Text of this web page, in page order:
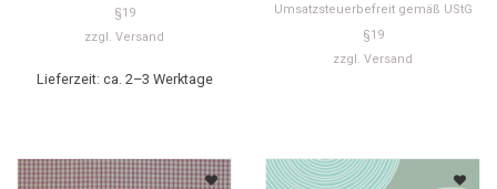
§19
zzgl. Versand
Lieferzeit: ca. 2–3 Werktage
Umsatzsteuerbefreit gemäß UStG
§19
zzgl. Versand